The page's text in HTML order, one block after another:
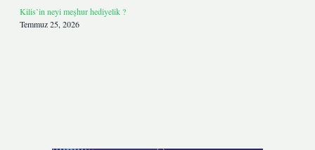
Kilis’in neyi meşhur hediyelik ?
Temmuz 25, 2026